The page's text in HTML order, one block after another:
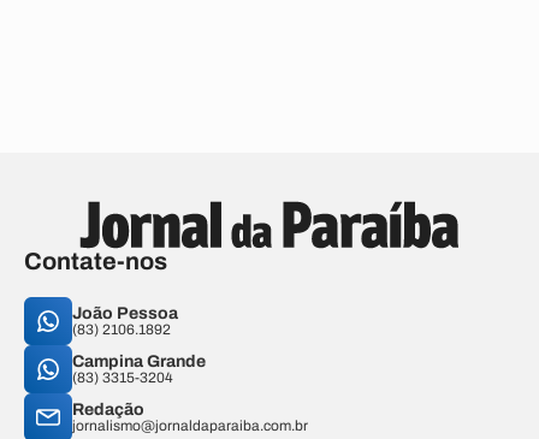
Contate-nos
João Pessoa
(83) 2106.1892
Campina Grande
(83) 3315-3204
Redação
jornalismo@jornaldaparaiba.com.br